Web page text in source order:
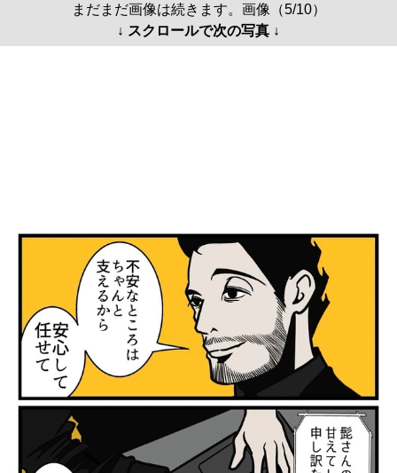
まだまだ画像は続きます。画像（5/10）
↓ スクロールで次の写真 ↓